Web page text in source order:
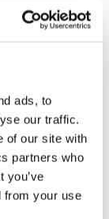
ads, to
our traffic.
of our site with
partners who
you’ve
from your use
i
la